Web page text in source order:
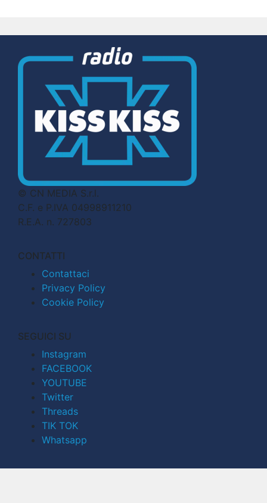
© CN MEDIA S.r.l.
C.F. e P.IVA 04998911210
R.E.A. n. 727803
CONTATTI
Contattaci
Privacy Policy
Cookie Policy
SEGUICI SU
Instagram
FACEBOOK
YOUTUBE
Twitter
Threads
TIK TOK
Whatsapp